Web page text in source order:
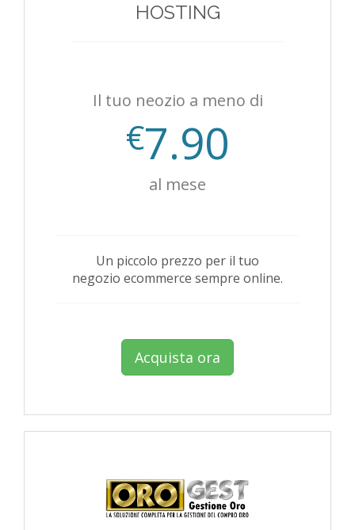
HOSTING
Il tuo neozio a meno di
€7.90
al mese
Un piccolo prezzo per il tuo
negozio ecommerce sempre online.
Acquista ora